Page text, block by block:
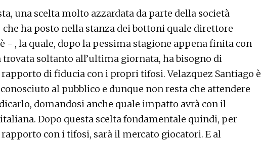
una scelta molto azzardata da parte della società
ha posto nella stanza dei bottoni quale direttore
- , la quale, dopo la pessima stagione appena finita con
trovata soltanto all’ultima giornata, ha bisogno di
di fiducia con i propri tifosi. Velazquez Santiago è
al pubblico e dunque non resta che attendere
domandosi anche quale impatto avrà con il
Dopo questa scelta fondamentale quindi, per
con i tifosi, sarà il mercato giocatori. E al